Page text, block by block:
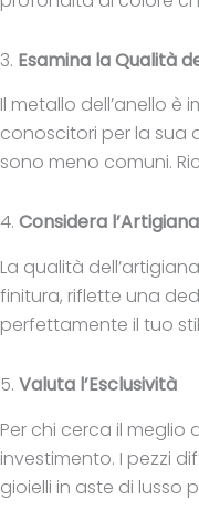
3. Esamina la Qualità
Il metallo dell’anello
conoscitori per la sua
sono meno comuni.
4. Considera
La qualità
finitura, riflette una
perfettamente il tuo
5. Valuta l’Esclusività
Per chi cerca il meglio
investimento. I pezzi
gioielli in aste di lusso